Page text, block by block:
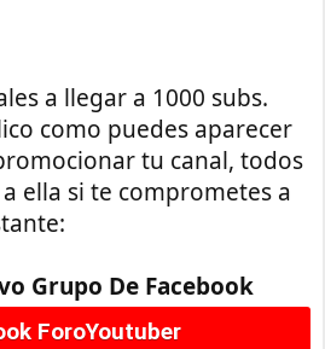
a llegar a 1000 subs.
como puedes aparecer
tu canal, todos
ella si te comprometes a
Grupo De Facebook
ForoYoutuber